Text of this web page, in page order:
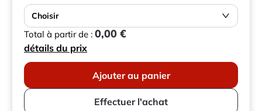
Choisir
Total à partir de : 0,00 €
détails du prix
Ajouter au panier
Effectuer l'achat